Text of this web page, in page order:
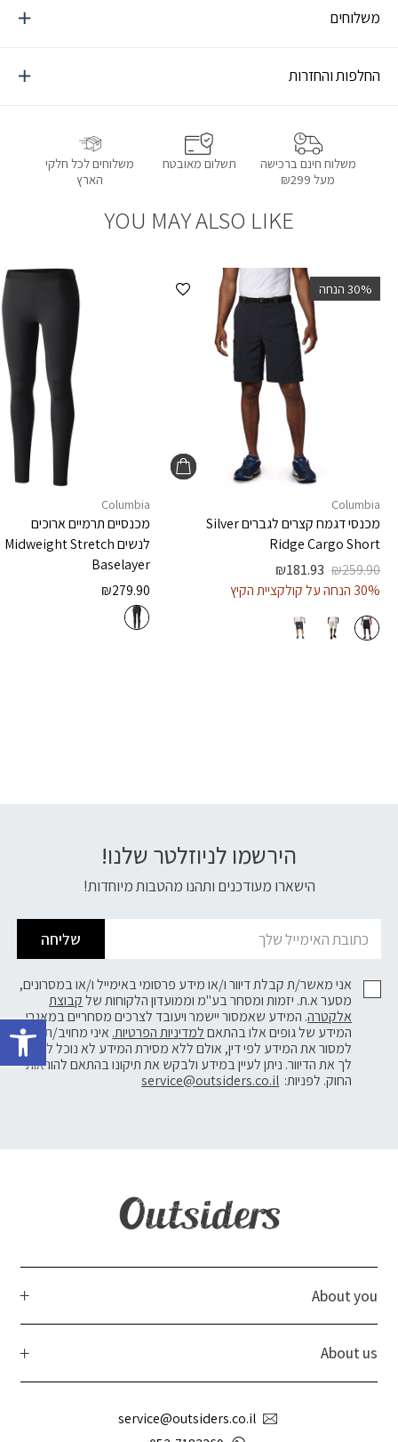
משלוחים
החלפות והחזרות
משלוח חינם ברכישה
מעל ₪299
תשלום מאובטח
משלוחים לכל חלקי
הארץ
YOU MAY ALSO LIKE
הוספה למועדפים ‫30% הנחה
Columbia
מכנסי דגמח קצרים לגבריםSilver
Ridge Cargo Short
₪259.90
₪181.93
30% הנחה על קולקציית הקיץ
Columbia
מכנסיים תרמיים ארוכים
לנשיםMidweight Stretch
Baselayer
₪279.90
הירשמו לניוזלטר שלנו!
הישארו מעודכנים ותהנו מהטבות מיוחדות!
שליחה
אני מאשר/ת קבלת דיוור ו/או מידע פרסומי באימייל ו/או במסרונים,
מסער א.ת. יזמות ומסחר בע"מ וממועדון הלקוחות שלקבוצת
אלקטרה. המידע שאמסור יישמר ויעובד לצרכים מסחריים במאגרי
המידע של גופים אלו בהתאםלמדיניות הפרטיות. איני מחויב/ת
למסור את המידע לפי דין, אולם ללא מסירת המידע לא נוכל לשלוח
לך את הדיוור. ניתן לעיין במידע ולבקש את תיקונו בהתאם להוראות
החוק. לפניות: service@outsiders.co.il
About you
About us
service@outsiders.co.il